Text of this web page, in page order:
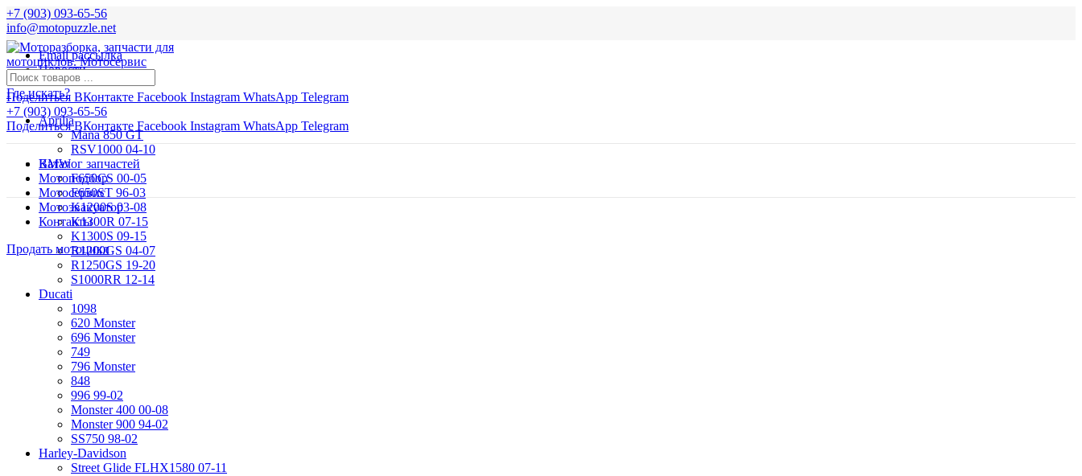
+7 (903) 093-65-56
info@motopuzzle.net
Email рассылка
Новости
Поделиться ВКонтакте Facebook Instagram WhatsApp Telegram
+7 (903) 093-65-56
Поделиться ВКонтакте Facebook Instagram WhatsApp Telegram
Где искать?
Aprilia
Mana 850 GT
RSV1000 04-10
BMW
F650CS 00-05
F650ST 96-03
K1200S 03-08
K1300R 07-15
K1300S 09-15
R1200GS 04-07
R1250GS 19-20
S1000RR 12-14
Ducati
1098
620 Monster
696 Monster
749
796 Monster
848
996 99-02
Monster 400 00-08
Monster 900 94-02
SS750 98-02
Harley-Davidson
Street Glide FLHX1580 07-11
Каталог запчастей
Мотоподбор
Мотосервис
Мотоэвакуатор
Контакты
Продать мотоцикл